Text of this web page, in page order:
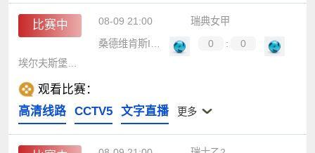
比赛中 08-09 21:00
瑞典女甲
0 :
0
埃尔夫斯堡女足
观看比赛：
高清线路
CCTV5 文字直播 更多